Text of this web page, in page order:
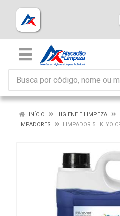
INÍCIO
HIGIENE E LIMPEZA
LIMPADORES
LIMPADOR 5L KLYO